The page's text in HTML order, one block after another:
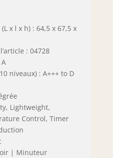
x l x h) : 64,5 x 67,5 x
: 04728
niveaux) : A+++ to D
Lightweight,
Control, Timer
| Minuteur